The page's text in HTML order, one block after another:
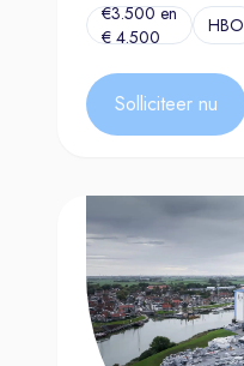
€3.500 en
€ 4.500
HBO
Solliciteer nu